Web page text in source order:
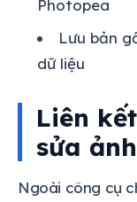
Photopea
Lưu bản
dữ liệu
Liên
sửa
Ngoài công cụ